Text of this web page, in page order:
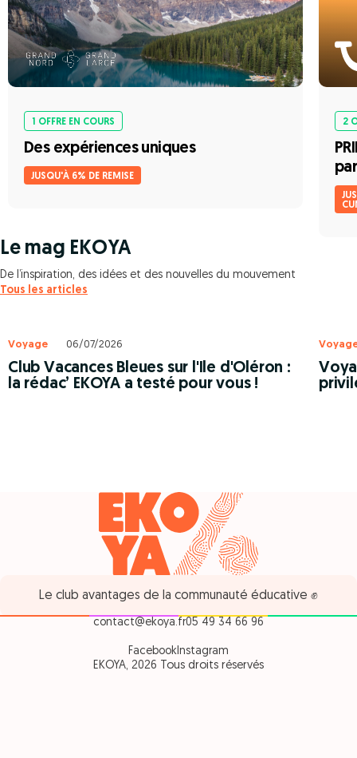
1 OFFRE EN COURS
Des expériences uniques
JUSQU'À 6% DE REMISE
2
Le mag EKOYA
De l’inspiration, des idées et des nouvelles du mouvement
Tous les articles
Voyage 06/07/2026
Club Vacances Bleues sur l'Ile d'Oléron :
la rédac’ EKOYA a testé pour vous !
Le club avantages de la communauté éducative ✊
contact@ekoya.fr05 49 34 66 96
Facebook Instagram
EKOYA, 2026 Tous droits réservés